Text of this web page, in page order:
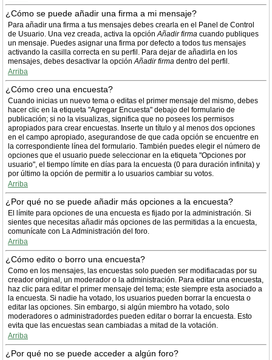
¿Cómo se puede añadir una firma a mi mensaje?
Para añadir una firma a tus mensajes debes crearla en el Panel de Control
de Usuario. Una vez creada, activa la opciónAñadir firma cuando publiques
un mensaje. Puedes asignar una firma por defecto a todos tus mensajes
activando la casilla correcta en su perfil. Para dejar de añadirla en los
mensajes, debes desactivar la opciónAñadir firma dentro del perfil.
Arriba
¿Cómo creo una encuesta?
Cuando inicias un nuevo tema o editas el primer mensaje del mismo, debes
hacer clic en la etiqueta "Agregar Encuesta" debajo del formulario de
publicación; si no la visualizas, significa que no posees los permisos
apropiados para crear encuestas. Inserte un título y al menos dos opciones
en el campo apropiado, asegurandose de que cada opción se encuentre en
la correspondiente línea del formulario. También puedes elegir el número de
opciones que el usuario puede seleccionar en la etiqueta "Opciones por
usuario", el tiempo límite en días para la encuesta (0 para duración infinita) y
por último la opción de permitir a lo usuarios cambiar su votos.
Arriba
¿Por qué no se puede añadir más opciones a la encuesta?
El límite para opciones de una encuesta es fijado por la administración. Si
sientes que necesitas añadir más opciones de las permitidas a la encuesta,
comunícate con La Administración del foro.
Arriba
¿Cómo edito o borro una encuesta?
Como en los mensajes, las encuestas solo pueden ser modifiacadas por su
creador original, un moderador o la administración. Para editar una encuesta,
haz clic para editar el primer mensaje del tema; este siempre esta asociado a
la encuesta. Si nadie ha votado, los usuarios pueden borrar la encuesta o
editar las opciones. Sin embargo, si algún miembro ha votado, solo
moderadores o administradordes pueden editar o borrar la encuesta. Esto
evita que las encuestas sean cambiadas a mitad de la votación.
Arriba
¿Por qué no se puede acceder a algún foro?